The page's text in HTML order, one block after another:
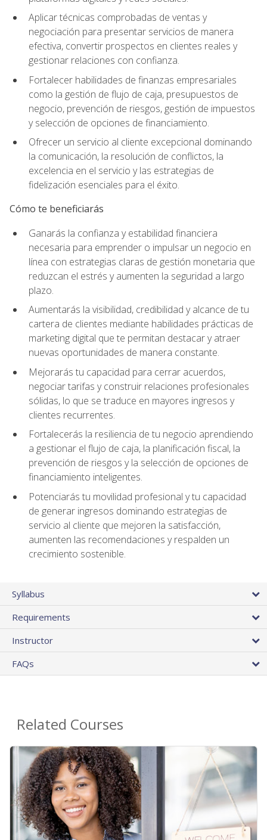
Aplicar técnicas comprobadas de ventas y
negociación para presentar servicios de manera
efectiva, convertir prospectos en clientes reales y
gestionar relaciones con confianza.
Fortalecer habilidades de finanzas empresariales
como la gestión de flujo de caja, presupuestos de
negocio, prevención de riesgos, gestión de impuestos
y selección de opciones de financiamiento.
Ofrecer un servicio al cliente excepcional dominando
la comunicación, la resolución de conflictos, la
excelencia en el servicio y las estrategias de
fidelización esenciales para el éxito.
Cómo te beneficiarás
Ganarás la confianza y estabilidad financiera
necesaria para emprender o impulsar un negocio en
línea con estrategias claras de gestión monetaria que
reduzcan el estrés y aumenten la seguridad a largo
plazo.
Aumentarás la visibilidad, credibilidad y alcance de tu
cartera de clientes mediante habilidades prácticas de
marketing digital que te permitan destacar y atraer
nuevas oportunidades de manera constante.
Mejorarás tu capacidad para cerrar acuerdos,
negociar tarifas y construir relaciones profesionales
sólidas, lo que se traduce en mayores ingresos y
clientes recurrentes.
Fortalecerás la resiliencia de tu negocio aprendiendo
a gestionar el flujo de caja, la planificación fiscal, la
prevención de riesgos y la selección de opciones de
financiamiento inteligentes.
Potenciarás tu movilidad profesional y tu capacidad
de generar ingresos dominando estrategias de
servicio al cliente que mejoren la satisfacción,
aumenten las recomendaciones y respalden un
crecimiento sostenible.
Syllabus
Requirements
Instructor
FAQs
Related Courses